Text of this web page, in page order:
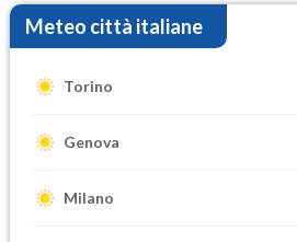
Meteo città italiane
Torino
Genova
Milano